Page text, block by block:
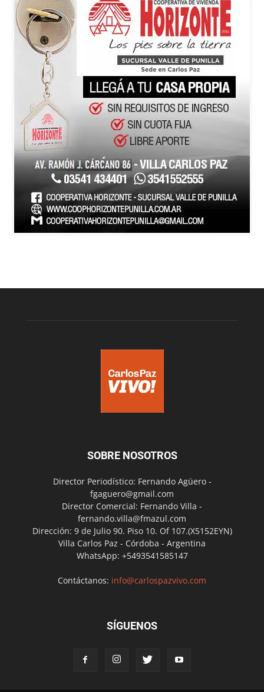
SOBRE NOSOTROS
Director Periodístico: Fernando Agüero -
fgaguero@gmail.com
Director Comercial: Fernando Villa -
fernando.villa@fmazul.com
Dirección: 9 de Julio 90. Piso 10. Of 107.(X5152EYN)
Villa Carlos Paz - Córdoba - Argentina
WhatsApp: +5493541585147
Contáctanos: info@carlospazvivo.com
SÍGUENOS